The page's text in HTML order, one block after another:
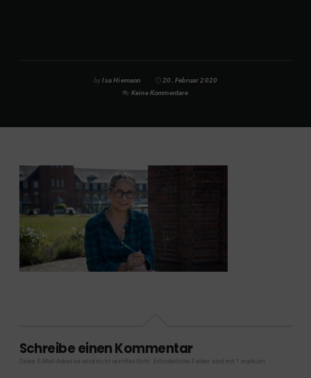
byIsa Hiemann
20. Februar 2020
Keine Kommentare
Schreibe einen Kommentar
Deine E-Mail-Adresse wird nicht veröffentlicht. Erforderliche Felder sind mit markiert